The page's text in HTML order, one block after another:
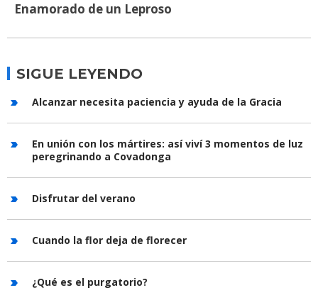
Enamorado de un Leproso
SIGUE LEYENDO
Alcanzar necesita paciencia y ayuda de la Gracia
En unión con los mártires: así viví 3 momentos de luz
peregrinando a Covadonga
Disfrutar del verano
Cuando la flor deja de florecer
¿Qué es el purgatorio?